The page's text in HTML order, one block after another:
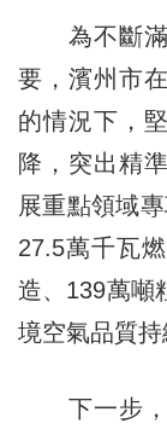
為不斷滿
要，濱州市
的情況下，
降，突出精
展重點領域
27.5萬千瓦
造、139萬噸
境空氣品質持
下一步，